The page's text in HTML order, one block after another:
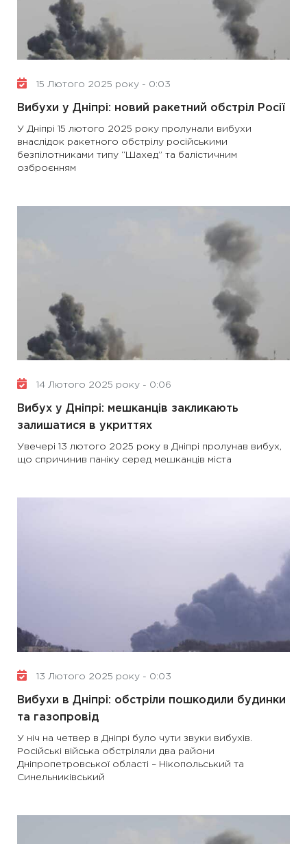
15 Лютого 2025 року - 0:03
Вибухи у Дніпрі: новий ракетний обстріл Росії
У Дніпрі 15 лютого 2025 року пролунали вибухи
внаслідок ракетного обстрілу російськими
безпілотниками типу “Шахед” та балістичним
озброєнням
14 Лютого 2025 року - 0:06
Вибух у Дніпрі: мешканців закликають
залишатися в укриттях
Увечері 13 лютого 2025 року в Дніпрі пролунав вибух,
що спричинив паніку серед мешканців міста
13 Лютого 2025 року - 0:03
Вибухи в Дніпрі: обстріли пошкодили будинки
та газопровід
У ніч на четвер в Дніпрі було чути звуки вибухів.
Російські війська обстріляли два райони
Дніпропетровської області – Нікопольський та
Синельниківський